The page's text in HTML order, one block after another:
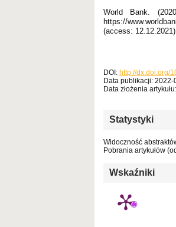
World Bank.
https://
(access: 12.12.2021).
DOI: http://dx.doi.org/
Data publikacji:
Data złożenia
Statystyki
Widoczność
Pobrania artykułów
Wskaźniki